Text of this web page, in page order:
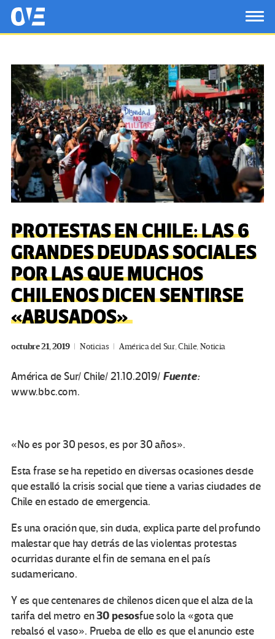
Saltar al contenido principal
OtrasVocesenEducacion.org
PROTESTAS EN CHILE: LAS 6
GRANDES DEUDAS SOCIALES
POR LAS QUE MUCHOS
CHILENOS DICEN SENTIRSE
«ABUSADOS»
octubre 21, 2019 Noticias América del Sur,Chile,Noticia
América de Sur/ Chile/ 21.10.2019/ Fuente:
www.bbc.com.
«No es por 30 pesos, es por 30 años».
Esta frase se ha repetido en diversas ocasiones desde
que estalló la crisis social que tiene a varias ciudades de
Chile en estado de emergencia.
Es una oración que, sin duda, explica parte del profundo
malestar que hay detrás de las violentas protestas
ocurridas durante el fin de semana en el país
sudamericano.
Y es que centenares de chilenos dicen que el alza de la
tarifa del metro en30 pesosfue solo la «gota que
rebalsó el vaso». Prueba de ello es que el anuncio este